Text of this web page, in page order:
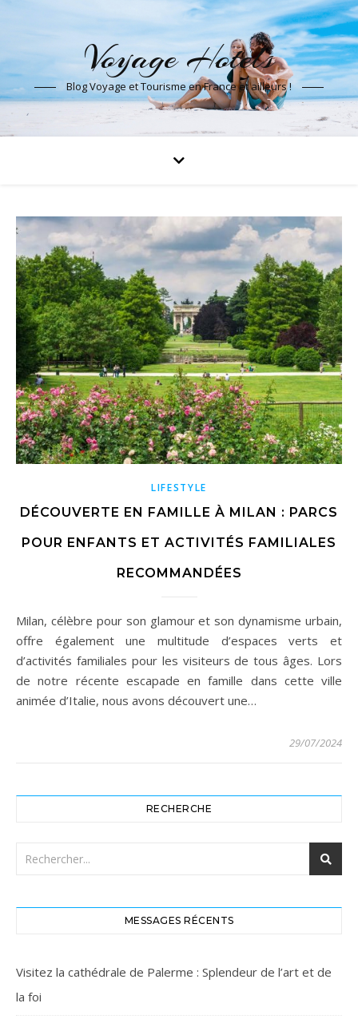
Voyage Hotels
Blog Voyage et Tourisme en France et ailleurs !
LIFESTYLE
DÉCOUVERTE EN FAMILLE À MILAN : PARCS
POUR ENFANTS ET ACTIVITÉS FAMILIALES
RECOMMANDÉES
Milan, célèbre pour son glamour et son dynamisme urbain,
offre également une multitude d’espaces verts et
d’activités familiales pour les visiteurs de tous âges. Lors
de notre récente escapade en famille dans cette ville
animée d’Italie, nous avons découvert une…
29/07/2024
RECHERCHE
MESSAGES RÉCENTS
Visitez la cathédrale de Palerme : Splendeur de l’art et de
la foi